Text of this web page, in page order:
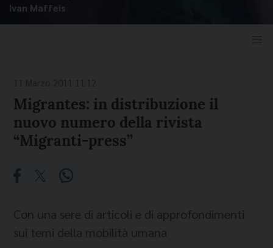
Ivan Maffeis
Migrantes: in distribuzione il
nuovo numero della rivista
“Migranti-press”
Con una sere di articoli e di approfondimenti
sui temi della mobilità umana